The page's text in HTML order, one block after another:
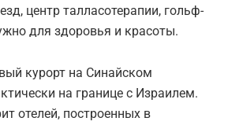
центр талласотерапии, гольф-
для здоровья и красоты.
курорт на Синайском
на границе с Израилем.
отелей, построенных в